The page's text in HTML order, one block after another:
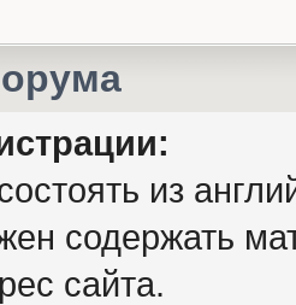
из
содержать
сайта.